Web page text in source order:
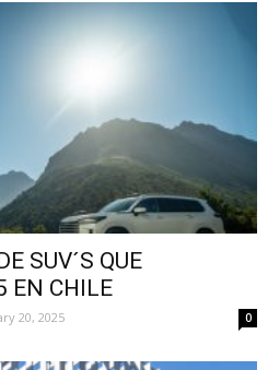
SUV´S QUE
EN CHILE
20, 2025 0